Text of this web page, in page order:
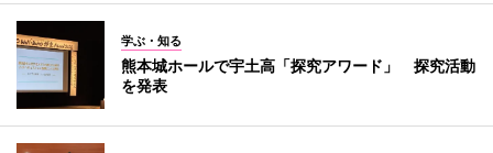
学ぶ・知る
熊本城ホールで宇土高「探究アワード」 探究活動
を発表